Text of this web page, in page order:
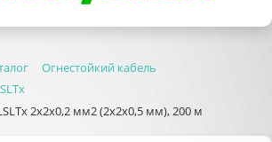
Огнестойкий кабель
2х2х0,2 мм2 (2х2х0,5 мм), 200 м